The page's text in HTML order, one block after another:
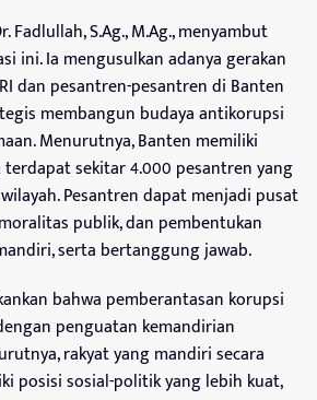
Fadlullah, S.Ag., M.Ag., menyambut
ini. Ia mengusulkan adanya gerakan
dan pesantren-pesantren di Banten
membangun budaya antikorupsi
Menurutnya, Banten memiliki
sekitar 4.000 pesantren yang
Pesantren dapat menjadi pusat
publik, dan pembentukan
serta bertanggung jawab.
bahwa pemberantasan korupsi
penguatan kemandirian
rakyat yang mandiri secara
posisi sosial-politik yang lebih kuat,